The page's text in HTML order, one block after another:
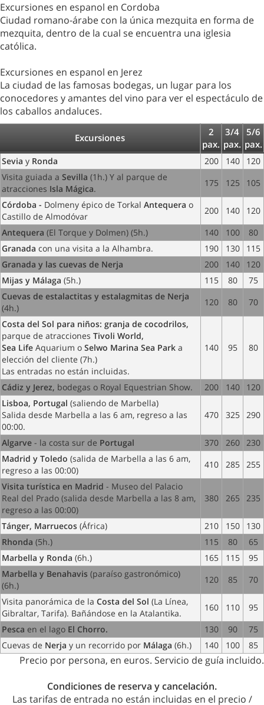
Excursiones en espanol en Cordoba
Ciudad romano-árabe con la única mezquita en forma de
mezquita, dentro de la cual se encuentra una iglesia
católica.
Excursiones en espanol en Jerez
La ciudad de las famosas bodegas, un lugar para los
conocedores y amantes del vino para ver el espectáculo de
los caballos andaluces.
Excursiones
2
pax.
3/4
pax.
5/6
pax.
Sevia y Ronda 200 140
120
Visita guiada a Sevilla (1h.) Y al parque de
atracciones Isla Mágica.
175 125
105
Córdoba - Dolmeny épico de Torkal Antequera o
Castillo de Almodóvar
200 140
120
Antequera (El Torque y Dolmen) (5h.) 140 100
80
Granada con una visita a la Alhambra. 190 130
115
Granada y las cuevas de Nerja
200 140
120
Mijas y Málaga (5h.) 115 80
75
Cuevas de estalactitas y estalagmitas de Nerja
(4h.)
120 80
70
Costa del Sol para niños: granja de cocodrilos,
parque de atracciones Tivoli World,
Sea Life Aquarium o Selwo Marina Sea Park a
elección del cliente (7h.)
Las entradas no están incluidas.
140 95 80
Cádiz y Jerez, bodegas o Royal Equestrian Show. 200 140
120
Lisboa, Portugal (saliendo de Marbella)
Salida desde Marbella a las 6 am, regreso a las
00:00.
470 325 290
Algarve - la costa sur de Portugal 370 260
230
Madrid y Toledo (salida de Marbella a las 6 am,
regreso a las 00:00)
410 285
255
Visita turística en Madrid - Museo del Palacio
Real del Prado (salida desde Marbella a las 8 am,
regreso a las 00:00)
380 265 235
Tánger, Marruecos (África) 210 150
130
Rhonda (5h.) 115 80
65
Marbella y Ronda (6h.) 165 115
95
Marbella y Benahavis (paraíso gastronómico)
(6h.)
120 85
70
Visita panorámica de la Costa del Sol (La Línea,
Gibraltar, Tarifa). Bañándose en la Atalantika.
160 110
95
Pesca en el lago El Chorro. 130 90
75
Cuevas de Nerja y un recorrido por Málaga (6h.) 140 100 85
Precio por persona, en euros. Servicio de guía incluido.
Condiciones de reserva y cancelación.
Las tarifas de entrada no están incluidas en el precio /